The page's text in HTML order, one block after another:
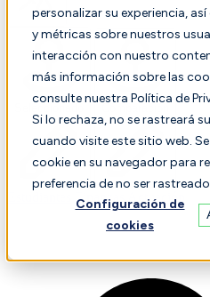
personalizar su experiencia,
y métricas sobre nuestros
interacción con nuestro
más información sobre las
consulte nuestra Política de
Si lo rechaza, no se rastreará
cuando visite este sitio web.
cookie en su navegador para
preferencia de no ser
Configuración de
cookies
Finanzas Actuación